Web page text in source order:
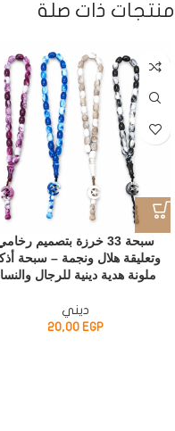
منتجات ذات صلة
سبحة 33 خرزة بتصميم
وتعليقة هلال ونجمة – سبحة
ملونة هدية دينية للرجال
ديني
20,00 EGP